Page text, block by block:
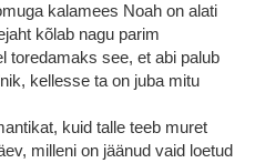
kalamees Noah on alati
kõlab nagu parim
toredamaks see, et abi palub
kellesse ta on juba mitu
kuid talle teeb muret
milleni on jäänud vaid loetud